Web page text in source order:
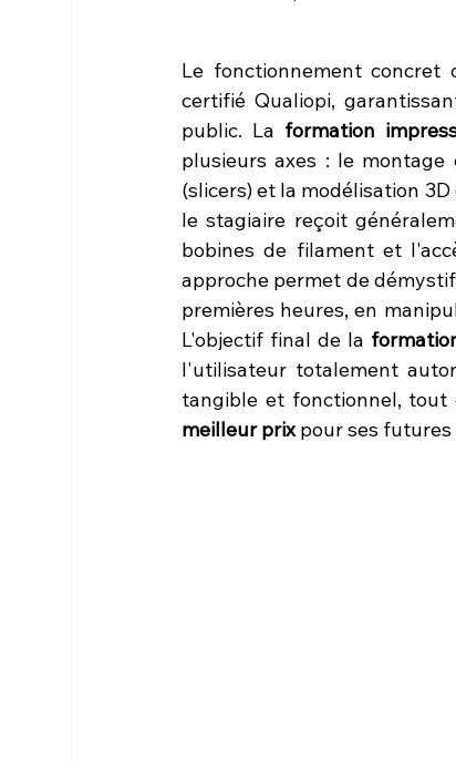
Le fonctionnement concret
certifié Qualiopi,
public. La formation
plusieurs axes : le
(slicers) et la modélisation 3D
le stagiaire reçoit
bobines de filament et
approche permet de
premières heures, en
L'objectif final de la
l'utilisateur totalement
tangible et fonctionnel, tout
meilleur prix pour ses futures